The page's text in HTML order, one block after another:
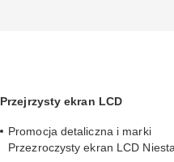
Przejrzysty ekran LCD
Promocja detaliczna i marki
Przezroczysty ekran LCD